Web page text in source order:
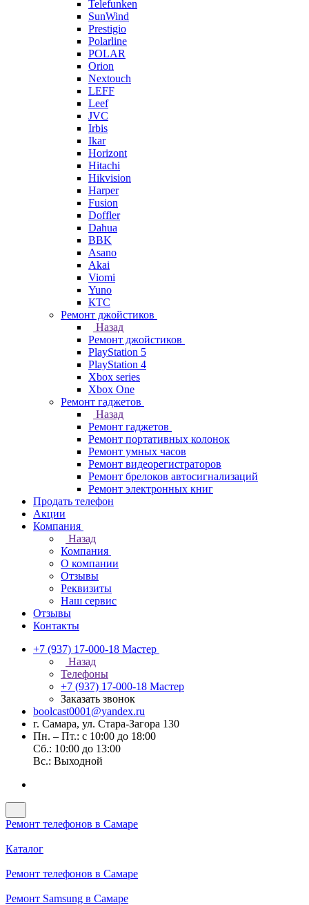
Telefunken
SunWind
Prestigio
Polarline
POLAR
Orion
Nextouch
LEFF
Leef
JVC
Irbis
Ikar
Horizont
Hitachi
Hikvision
Harper
Fusion
Doffler
Dahua
BBK
Asano
Akai
Viomi
Yuno
КТС
Ремонт джойстиков
Назад
Ремонт джойстиков
PlayStation 5
PlayStation 4
Xbox series
Xbox One
Ремонт гаджетов
Назад
Ремонт гаджетов
Ремонт портативных колонок
Ремонт умных часов
Ремонт видеорегистраторов
Ремонт брелоков автосигнализаций
Ремонт электронных книг
Продать телефон
Акции
Компания
Назад
Компания
О компании
Отзывы
Реквизиты
Наш сервис
Отзывы
Контакты
+7 (937) 17-000-18 Мастер
Назад
Телефоны
+7 (937) 17-000-18 Мастер
Заказать звонок
boolcast0001@yandex.ru
г. Самара, ул. Стара-Загора 130
Пн. – Пт.: с 10:00 до 18:00
Сб.: 10:00 до 13:00
Вс.: Выходной
Ремонт телефонов в Самаре
Каталог
Ремонт телефонов в Самаре
Ремонт Samsung в Самаре